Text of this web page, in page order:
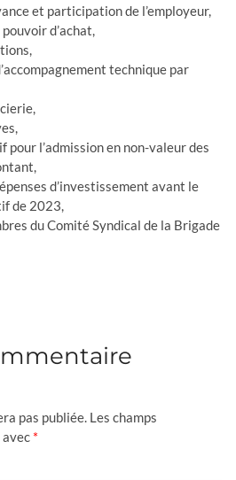
et participation de l’employeur,
d’achat,
technique par
pour l’admission en non-valeur des
d’investissement avant le
de 2023,
du Comité Syndical de la Brigade
pas publiée. Les champs
*